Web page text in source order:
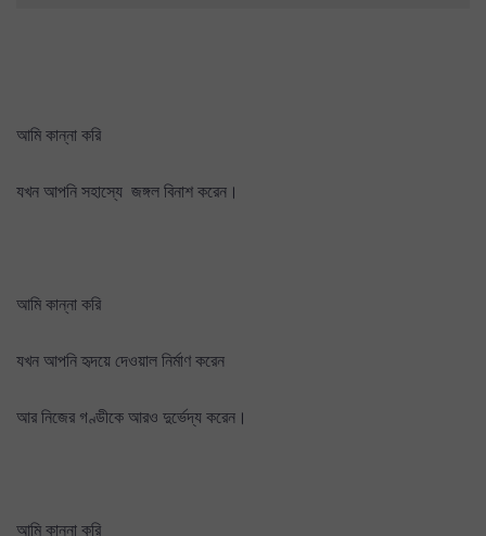
আমি কান্না করি
যখন আপনি সহাস্যে জঙ্গল বিনাশ করেন।
আমি কান্না করি
যখন আপনি হৃদয়ে দেওয়াল নির্মাণ করেন
আর নিজের গণ্ডীকে আরও দুর্ভেদ্য করেন।
আমি কান্না করি